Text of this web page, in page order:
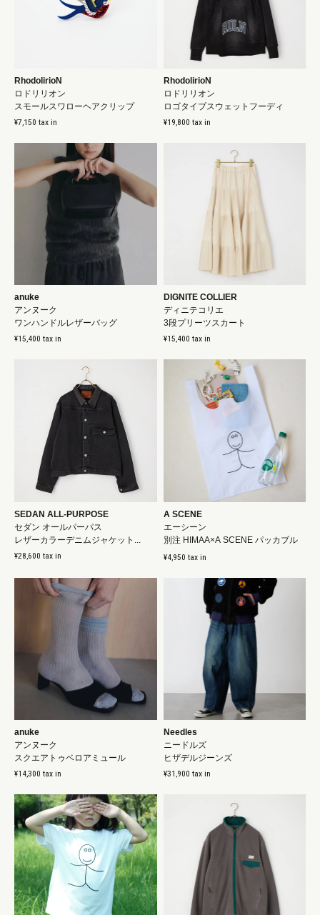
RhodolirioN
ロドリリオン
スモールスワローヘアクリップ
¥7,150 tax in
RhodolirioN
ロドリリオン
ロゴタイプスウェットフーディ
¥19,800 tax in
anuke
アンヌーク
ワンハンドルレザーバッグ
¥15,400 tax in
DIGNITE COLLIER
ディニテコリエ
3段プリーツスカート
¥15,400 tax in
SEDAN ALL-PURPOSE
セダン オールパーパス
レザーカラーデニムジャケット...
¥28,600 tax in
A SCENE
エーシーン
別注 HIMAA×A SCENE パッカブル
¥4,950 tax in
anuke
アンヌーク
スクエアトゥベロアミュール
¥14,300 tax in
Needles
ニードルズ
ヒザデルジーンズ
¥31,900 tax in